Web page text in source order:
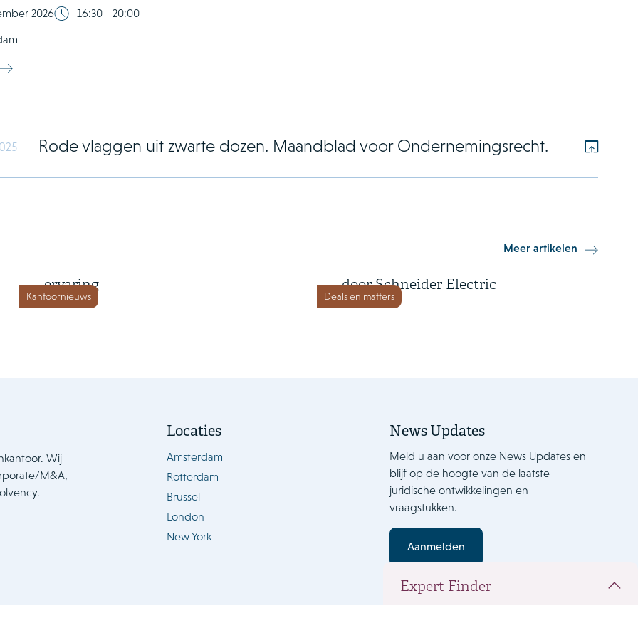
2026
16:30 - 20:00
Rode vlaggen uit zwarte dozen. Maandblad voor Ondernemingsrecht.
Meer artikelen
Kantoornieuws
ervaring
Deals en matters
door Schneider Electric
Expert Finder
Wij
M&A,
Locaties
Amsterdam
Rotterdam
Brussel
London
New York
News Updates
Meld u aan voor onze News Updates en
blijf op de hoogte van de laatste
juridische ontwikkelingen en
vraagstukken.
Aanmelden